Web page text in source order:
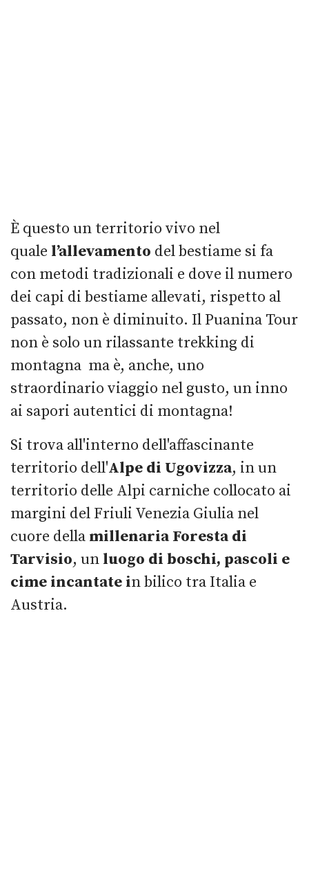
È questo un territorio vivo nel
quale l’allevamento del bestiame si fa
con metodi tradizionali e dove il numero
dei capi di bestiame allevati, rispetto al
passato, non è diminuito. Il Puanina Tour
non è solo un rilassante trekking di
montagna ma è, anche, uno
straordinario viaggio nel gusto, un inno
ai sapori autentici di montagna!
Si trova all'interno dell'affascinante
territorio dell'Alpe di Ugovizza, in un
territorio delle Alpi carniche collocato ai
margini del Friuli Venezia Giulia nel
cuore della millenaria Foresta di
Tarvisio, un luogo di boschi, pascoli e
cime incantate in bilico tra Italia e
Austria.